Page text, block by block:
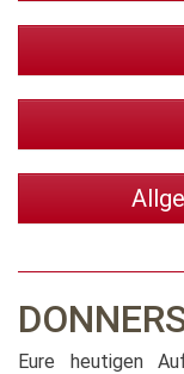
Eure heutigen